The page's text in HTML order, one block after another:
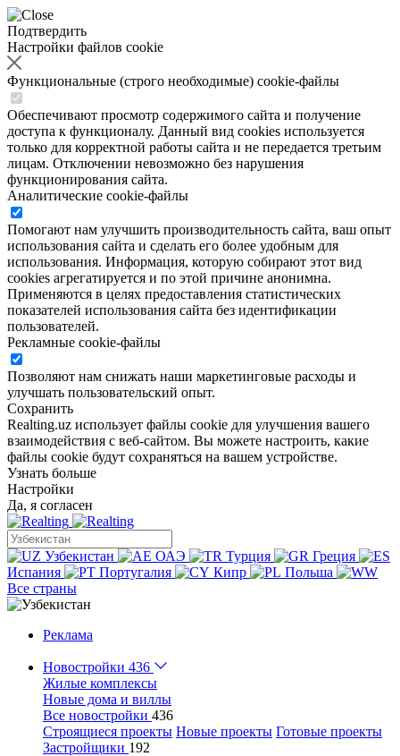
Подтвердить
Настройки файлов cookie
Функциональные (строго необходимые) cookie-файлы
Обеспечивают просмотр содержимого сайта и получение
доступа к функционалу. Данный вид cookies используется
только для корректной работы сайта и не передается третьим
лицам. Отключении невозможно без нарушения
функционирования сайта.
Аналитические cookie-файлы
Помогают нам улучшить производительность сайта, ваш опыт
использования сайта и сделать его более удобным для
использования. Информация, которую собирают этот вид
cookies агрегатируется и по этой причине анонимна.
Применяются в целях предоставления статистических
показателей использования сайта без идентификации
пользователей.
Рекламные cookie-файлы
Позволяют нам снижать наши маркетинговые расходы и
улучшать пользовательский опыт.
Сохранить
Realting.uz использует файлы cookie для улучшения вашего
взаимодействия с веб-сайтом. Вы можете настроить, какие
файлы cookie будут сохраняться на вашем устройстве.
Узнать больше
Настройки
Да, я согласен
Узбекистан ОАЭ Турция
Греция
Испания
Португалия Кипр
Польша
Все страны
Реклама
Новостройки 436
Жилые комплексы
Новые дома и виллы
Все новостройки 436
Строящиеся проекты Новые проекты Готовые проекты
Застройщики 192